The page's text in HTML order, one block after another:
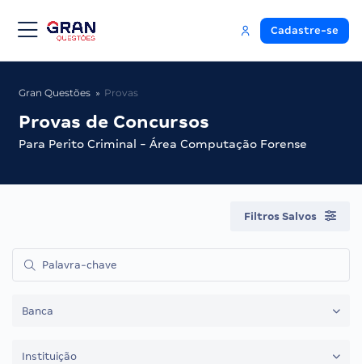
Cadastre-se
Gran Questões Provas
Provas de Concursos
Para Perito Criminal - Área Computação Forense
Filtros Salvos
Banca
Instituição